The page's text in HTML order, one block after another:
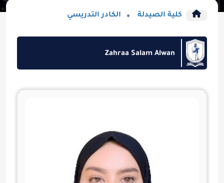
كلية الصيدلة الكادر التدريسي
Zahraa Salam Alwan